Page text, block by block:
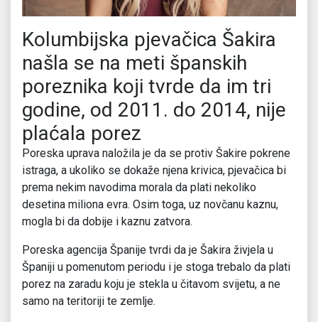
Kolumbijska pjevačica Šakira
našla se na meti španskih
poreznika koji tvrde da im tri
godine, od 2011. do 2014, nije
plaćala porez
Poreska uprava naložila je da se protiv Šakire pokrene
istraga, a ukoliko se dokaže njena krivica, pjevačica bi
prema nekim navodima morala da plati nekoliko
desetina miliona evra. Osim toga, uz novčanu kaznu,
mogla bi da dobije i kaznu zatvora.
Poreska agencija Španije tvrdi da je Šakira živjela u
Španiji u pomenutom periodu i je stoga trebalo da plati
porez na zaradu koju je stekla u čitavom svijetu, a ne
samo na teritoriji te zemlje.